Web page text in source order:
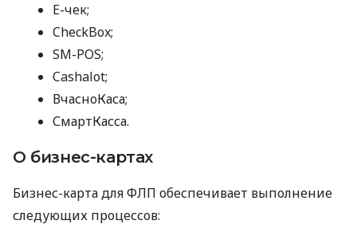
E-чек;
CheckBox;
SM-POS;
Cashalot;
ВчасноКаса;
СмартКасса.
О бизнес-картах
Бизнес-карта для ФЛП обеспечивает выполнение
следующих процессов: